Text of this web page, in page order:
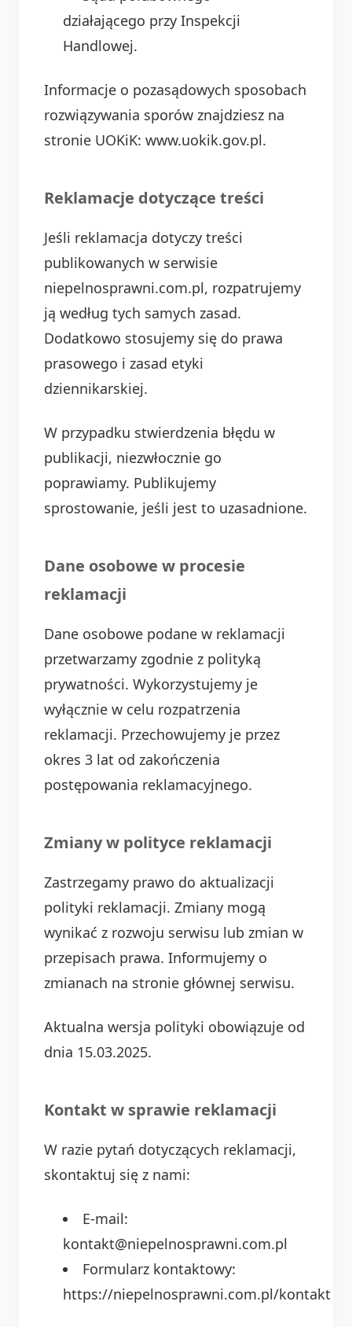
działającego przy Inspekcji
Handlowej.
Informacje o pozasądowych sposobach
rozwiązywania sporów znajdziesz na
stronie UOKiK: www.uokik.gov.pl.
Reklamacje dotyczące treści
Jeśli reklamacja dotyczy treści
publikowanych w serwisie
niepelnosprawni.com.pl, rozpatrujemy
ją według tych samych zasad.
Dodatkowo stosujemy się do prawa
prasowego i zasad etyki
dziennikarskiej.
W przypadku stwierdzenia błędu w
publikacji, niezwłocznie go
poprawiamy. Publikujemy
sprostowanie, jeśli jest to uzasadnione.
Dane osobowe w procesie
reklamacji
Dane osobowe podane w reklamacji
przetwarzamy zgodnie z polityką
prywatności. Wykorzystujemy je
wyłącznie w celu rozpatrzenia
reklamacji. Przechowujemy je przez
okres 3 lat od zakończenia
postępowania reklamacyjnego.
Zmiany w polityce reklamacji
Zastrzegamy prawo do aktualizacji
polityki reklamacji. Zmiany mogą
wynikać z rozwoju serwisu lub zmian w
przepisach prawa. Informujemy o
zmianach na stronie głównej serwisu.
Aktualna wersja polityki obowiązuje od
dnia 15.03.2025.
Kontakt w sprawie reklamacji
W razie pytań dotyczących reklamacji,
skontaktuj się z nami:
E-mail:
kontakt@niepelnosprawni.com.pl
Formularz kontaktowy:
https://niepelnosprawni.com.pl/kontakt